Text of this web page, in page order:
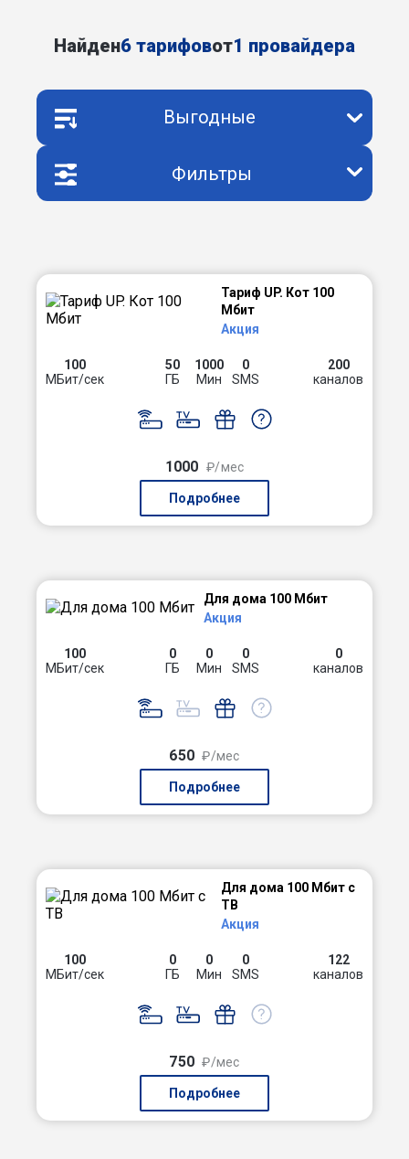
Найден6 тарифовот1 провайдера
Выгодные
Фильтры
Тариф UP. Кот 100
Мбит
Акция
100
МБит/сек
50
ГБ
1000
Мин
0
SMS
200
каналов
1000 ₽/мес
Подробнее
Для дома 100 Мбит
Акция
100
МБит/сек
0
ГБ
0
Мин
0
SMS
0
каналов
650 ₽/мес
Подробнее
Для дома 100 Мбит с
ТВ
Акция
100
МБит/сек
0
ГБ
0
Мин
0
SMS
122
каналов
750 ₽/мес
Подробнее